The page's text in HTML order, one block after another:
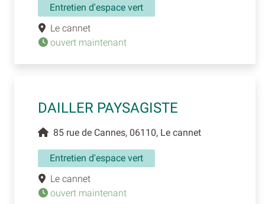
Entretien d'espace vert
Le cannet
ouvert maintenant
DAILLER PAYSAGISTE
85 rue de Cannes, 06110, Le cannet
Entretien d'espace vert
Le cannet
ouvert maintenant